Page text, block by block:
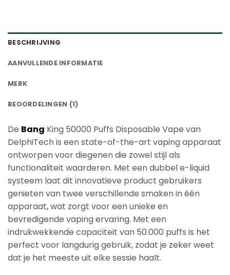
BESCHRIJVING
AANVULLENDE INFORMATIE
MERK
BEOORDELINGEN (1)
De Bang King 50000 Puffs Disposable Vape van
DelphiTech is een state-of-the-art vaping apparaat
ontworpen voor diegenen die zowel stijl als
functionaliteit waarderen. Met een dubbel e-liquid
systeem laat dit innovatieve product gebruikers
genieten van twee verschillende smaken in één
apparaat, wat zorgt voor een unieke en
bevredigende vaping ervaring. Met een
indrukwekkende capaciteit van 50.000 puffs is het
perfect voor langdurig gebruik, zodat je zeker weet
dat je het meeste uit elke sessie haalt.